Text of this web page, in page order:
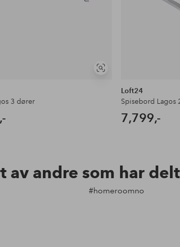
Vis
3 dører
Loft24
Spisebord Lagos
7,799,-
av andre som har
#homeroomno